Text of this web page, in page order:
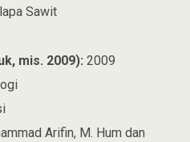
Sawit
mis. 2009): 2009
Arifin, M. Hum dan